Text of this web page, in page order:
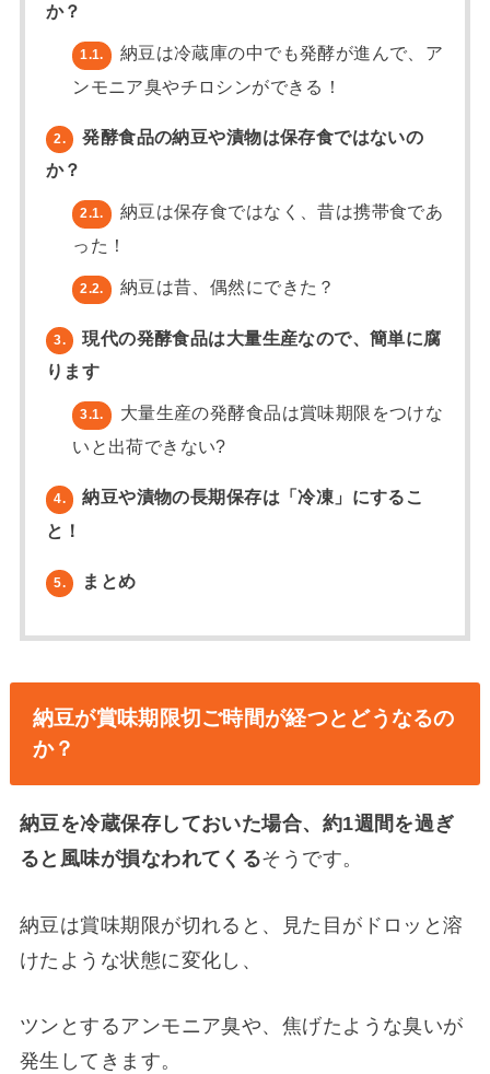
か？
1.1.
納豆は冷蔵庫の中でも発酵が進んで、ア
ンモニア臭やチロシンができる！
2.
発酵食品の納豆や漬物は保存食ではないの
か？
2.1.
納豆は保存食ではなく、昔は携帯食であ
った！
2.2. 納豆は昔、偶然にできた？
3.
現代の発酵食品は大量生産なので、簡単に腐
ります
3.1.
大量生産の発酵食品は賞味期限をつけな
いと出荷できない?
4.
納豆や漬物の長期保存は「冷凍」にするこ
と！
5. まとめ
納豆が賞味期限切ご時間が経つとどうなるの
か？
納豆を冷蔵保存しておいた場合、約1週間を過ぎ
ると風味が損なわれてくるそうです。
納豆は賞味期限が切れると、
見た目がドロッと溶
けたような状態に変化 し、
ツンとするアンモニア臭や、焦げたような臭いが
発生してきます。